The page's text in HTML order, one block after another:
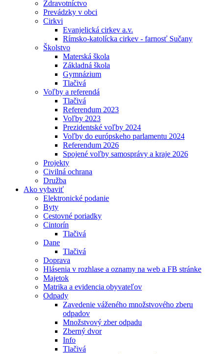
Zdravotníctvo
Prevádzky v obci
Cirkvi
Evanjelická cirkev a.v.
Rímsko-katolícka cirkev - farnosť Sučany
Školstvo
Materská škola
Základná škola
Gymnázium
Tlačivá
Voľby a referendá
Tlačivá
Referendum 2023
Voľby 2023
Prezidentské voľby 2024
Voľby do európskeho parlamentu 2024
Referendum 2026
Spojené voľby samosprávy a kraje 2026
Projekty
Civilná ochrana
Družba
Ako vybaviť
Elektronické podanie
Byty
Cestovné poriadky
Cintorín
Tlačivá
Dane
Tlačivá
Doprava
Hlásenia v rozhlase a oznamy na web a FB stránke
Majetok
Matrika a evidencia obyvateľov
Odpady
Zavedenie váženého množstvového zberu
odpadov
Množstvový zber odpadu
Zberný dvor
Info
Tlačivá